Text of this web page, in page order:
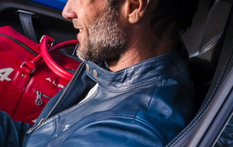
メルマガ購読
カタログダウンロード
リクルート